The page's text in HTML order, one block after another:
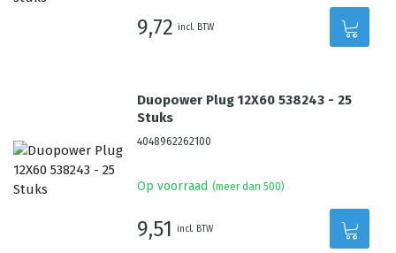
9,72 incl. BTW
Duopower Plug 12X60 538243 - 25
Stuks
4048962262100
Op voorraad (meer dan 500)
9,51 incl. BTW